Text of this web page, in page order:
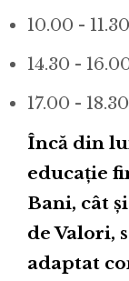
10.00 -
14.30 -
17.00 -
Încă din
educație
Bani, cât
de Valori,
adaptat